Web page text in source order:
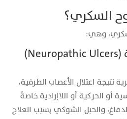
السكري؟
1- التقرحات العصبية (Neuropathic Ulcers)
نتيجة اعتلال الأعصاب الطرفية،
أو الحركية أو اللاإرادية خاصةً
والحبل الشوكي بسبب العلاج